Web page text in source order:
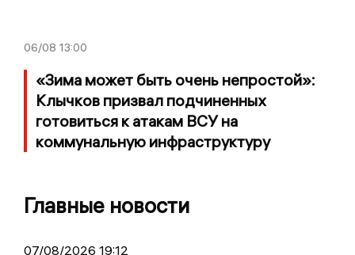
06/08 13:00
«Зима может быть очень непростой»:
Клычков призвал подчиненных
готовиться к атакам ВСУ на
коммунальную инфраструктуру
Главные новости
07/08/2026 19:12